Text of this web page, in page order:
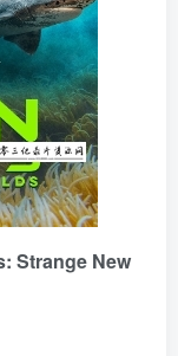
Strange New